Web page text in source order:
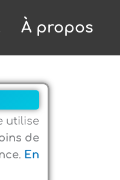
À propos
utilise
de
. En